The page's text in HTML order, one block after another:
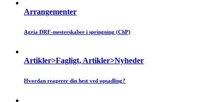
Arrangementer
Agria DRF-mesterskaber i springning (ChP)
Artikler>Fagligt, Artikler>Nyheder
Hvordan reagerer din hest ved opsadling?